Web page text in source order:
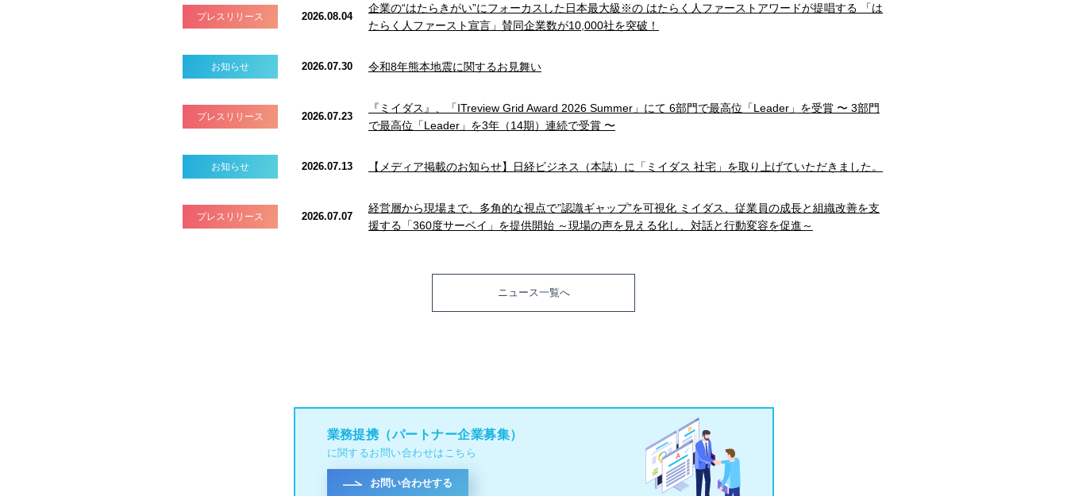
プレスリリース 2026.08.04
企業の“はたらきがい”にフォーカスした日本最大級※の はたらく人ファーストアワードが提唱する 「は
たらく人ファースト宣言」賛同企業数が10,000社を突破！
お知らせ 2026.07.30 令和8年熊本地震に関するお見舞い
プレスリリース 2026.07.23
『ミイダス』、「ITreview Grid Award 2026 Summer」にて 6部門で最高位「Leader」を受賞 〜 3部門
で最高位「Leader」を3年（14期）連続で受賞 〜
お知らせ 2026.07.13 【メディア掲載のお知らせ】日経ビジネス（本誌）に「ミイダス 社宅」を取り上げていただきました。
プレスリリース 2026.07.07
経営層から現場まで、多角的な視点で”認識ギャップ”を可視化 ミイダス、従業員の成長と組織改善を支
援する「360度サーベイ」を提供開始 ～現場の声を見える化し、対話と行動変容を促進～
ニュース一覧へ
業務提携（パートナー企業募集）
に関するお問い合わせはこちら
お問い合わせする